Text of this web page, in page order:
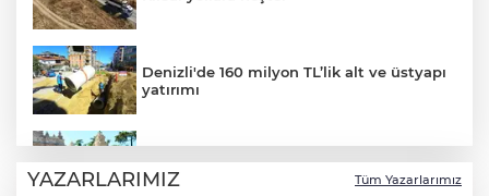
Denizli'de 160 milyon TL’lik alt ve üstyapı
yatırımı
Şampiyonlar, İETT ile İstanbul’da
YAZARLARIMIZ Tüm Yazarlarımız